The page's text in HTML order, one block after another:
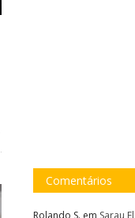
Comentários
Rolando S. em Sarau